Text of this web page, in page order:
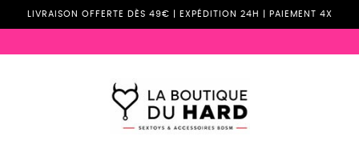
LIVRAISON OFFERTE DÈS 49€ | EXPÉDITION 24H | PAIEMENT 4X